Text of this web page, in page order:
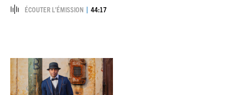
ÉCOUTER L’ÉMISSION 44:17